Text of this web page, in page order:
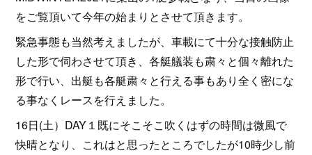
をご覧頂いて今年の始まりとさせて頂きます。
緊急事態も当然考えましたが、車載にて十分な接触防止
した形で伺わさせて頂き、各艇艤装も粛々と個々離れた
形で行い、出艇も各艇粛々と行える事もあり全く密にな
る事なくレースを行えました。
16日(土）DAY１既にそこそこ吹くはずの時間は微風で
快晴となり、これはと思ったところでしたが10時少し前